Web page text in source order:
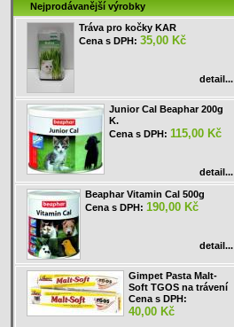
Nejprodávanější výrobky
Tráva pro kočky KAR
Cena s DPH: 35,00 Kč
detail...
Junior Cal Beaphar 200g
K.
Cena s DPH: 115,00 Kč
detail...
Beaphar Vitamin Cal 500g
Cena s DPH: 190,00 Kč
detail...
Gimpet Pasta Malt-
Soft TGOS na trávení
Cena s DPH:
40,00 Kč